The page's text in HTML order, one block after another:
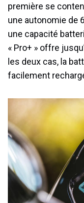
première se
une autonomie de
une capacité
« Pro+ » offre
les deux cas, la
facilement